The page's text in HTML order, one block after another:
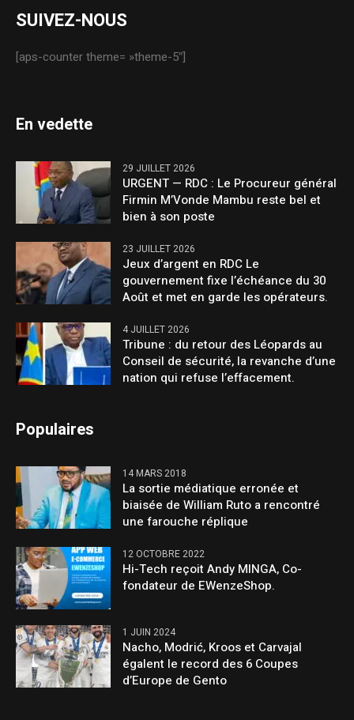
SUIVEZ-NOUS
[aps-counter theme= »theme-5″]
En vedette
29 JUILLET 2026
URGENT — RDC : Le Procureur général
Firmin M’Vonde Mambu reste bel et
bien à son poste
23 JUILLET 2026
Jeux d’argent en RDC Le
gouvernement fixe l’échéance du 30
Août et met en garde les opérateurs.
4 JUILLET 2026
Tribune : du retour des Léopards au
Conseil de sécurité, la revanche d’une
nation qui refuse l’effacement.
Populaires
14 MARS 2018
La sortie médiatique erronée et
biaisée de William Ruto a rencontré
une farouche réplique
12 OCTOBRE 2022
Hi-Tech reçoit Andy MINGA, Co-
fondateur de EWenzeShop.
1 JUIN 2024
Nacho, Modrić, Kroos et Carvajal
égalent le record des 6 Coupes
d’Europe de Gento